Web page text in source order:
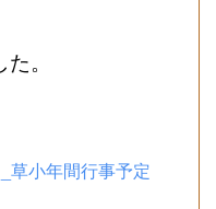
。
草小年間行事予定